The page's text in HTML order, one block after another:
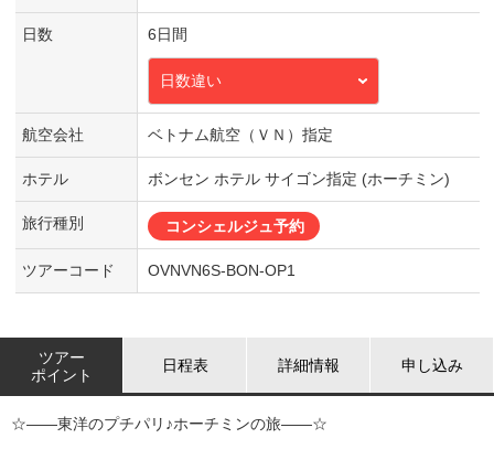
日数 6日間
日数違い
航空会社 ベトナム航空（ＶＮ）指定
ホテル ボンセン ホテル サイゴン指定 (ホーチミン)
旅行種別 コンシェルジュ予約
ツアーコード OVNVN6S-BON-OP1
ツアー
ポイント
日程表 詳細情報 申し込み
☆――東洋のプチパリ♪ホーチミンの旅――☆